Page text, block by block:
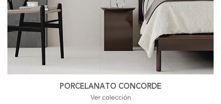
PORCELANATO CONCORDE
Ver colección